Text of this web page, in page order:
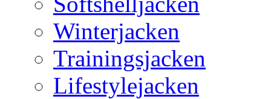
Winterjacken
Trainingsjacken
Lifestylejacken